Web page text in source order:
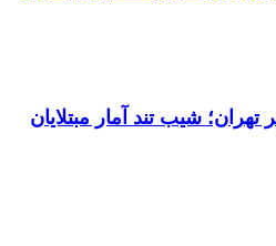
شیب تند آمار مبتلایان